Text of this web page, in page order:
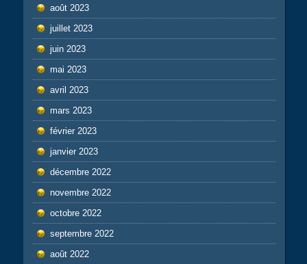
août 2023
juillet 2023
juin 2023
mai 2023
avril 2023
mars 2023
février 2023
janvier 2023
décembre 2022
novembre 2022
octobre 2022
septembre 2022
août 2022